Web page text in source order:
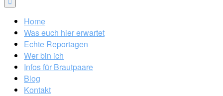
Home
Was euch hier erwartet
Echte Reportagen
Wer bin ich
Infos für Brautpaare
Blog
Kontakt